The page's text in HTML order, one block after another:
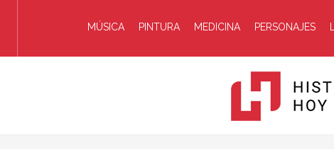
MÚSICA PINTURA MEDICINA PERSONAJES